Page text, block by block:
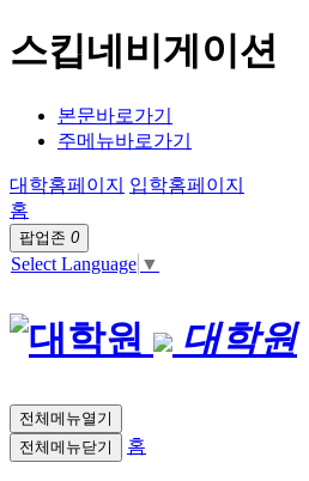
스킵네비게이션
본문바로가기
주메뉴바로가기
대학홈페이지
입학홈페이지
홈
팝업존 0
Select Language ▼
대학원
전체메뉴열기
전체메뉴닫기
홈